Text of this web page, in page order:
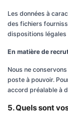
Les données à
des fichiers
dispositions
En matière de
Nous ne
poste à pouvoir.
accord préalable à
5. Quels sont